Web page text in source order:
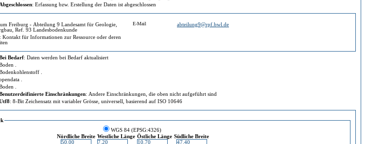
Abgeschlossen: Erfassung bzw. Erstellung der Daten ist abgeschlossen
Freiburg - Abteilung 9 Landesamt für Geologie,
Rohstoffe und Bergbau, Ref. 93 Landesbodenkunde
: Kontakt für Informationen zur Ressource oder deren
E-Mail abteilung9@rpf.bwl.de
Bedarf: Daten werden bei Bedarf aktualisiert
.
.
.
.
Einschränkungen: Andere Einschränkungen, die oben nicht aufgeführt sind
: 8-Bit Zeichensatz mit variabler Grösse, universell, basierend auf ISO 10646
WGS 84 (EPSG:4326)
Nördliche Breite Westliche Länge Östliche Länge Südliche Breite